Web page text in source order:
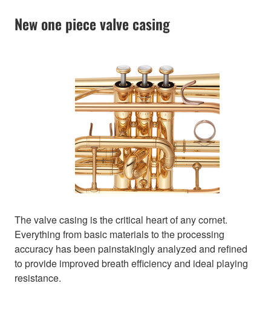
New one piece valve casing
The valve casing is the critical heart of any cornet.
Everything from basic materials to the processing
accuracy has been painstakingly analyzed and refined
to provide improved breath efficiency and ideal playing
resistance.